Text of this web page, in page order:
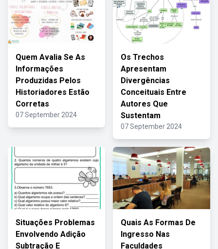
Quem Avalia Se As
Informações
Produzidas Pelos
Historiadores Estão
Corretas
07 September 2024
Os Trechos
Apresentam
Divergências
Conceituais Entre
Autores Que
Sustentam
07 September 2024
Situações Problemas
Envolvendo Adição
Subtração E
Quais As Formas De
Ingresso Nas
Faculdades